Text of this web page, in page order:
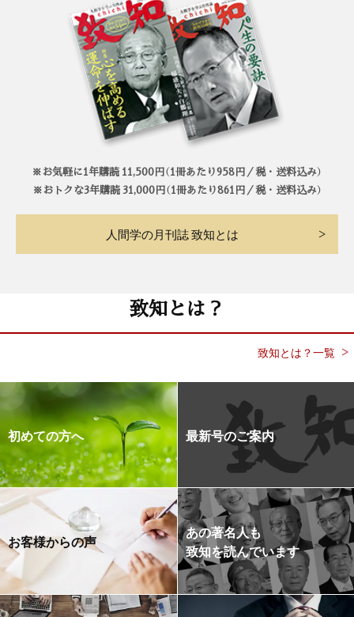
※お気軽に1年購読 11,500円（1冊あたり958円／税・送料込み）
※おトクな3年購読 31,000円（1冊あたり861円／税・送料込み）
人間学の月刊誌 致知とは
致知とは？
致知とは？一覧
初めての方へ 最新号のご案内
お客様からの声
あの著名人も
致知を読んでいます